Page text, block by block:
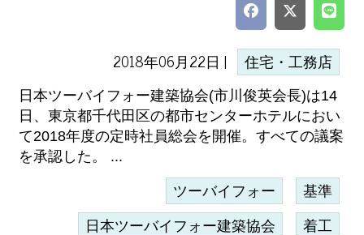
2018年06月22日 | 住宅・工務店
日本ツーバイフォー建築協会(市川俊英会長)は14
日、東京都千代田区の都市センターホテルにおい
て2018年度の定時社員総会を開催。すべての議案
を承認した。 ...
ツーバイフォー 基準
日本ツーバイフォー建築協会 着工